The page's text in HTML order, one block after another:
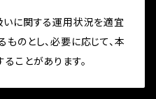
いに関する運用状況を適宜
のとし、必要に応じて、本
ことがあります。